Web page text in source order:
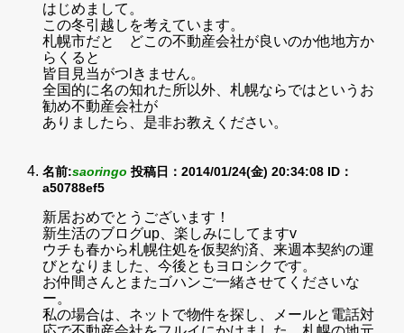
はじめまして。
この冬引越しを考えています。
札幌市だと どこの不動産会社が良いのか他地方か
らくると
皆目見当がつlきません。
全国的に名の知れた所以外、札幌ならではというお
勧め不動産会社が
ありましたら、是非お教えください。
名前:saoringo 投稿日：2014/01/24(金) 20:34:08 ID：
a50788ef5
新居おめでとうございます！
新生活のブログup、楽しみにしてますv
ウチも春から札幌住処を仮契約済、来週本契約の運
びとなりました、今後ともヨロシクです。
お仲間さんとまたゴハンご一緒させてくださいな
ー。
私の場合は、ネットで物件を探し、メールと電話対